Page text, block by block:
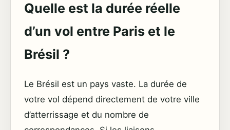
Quelle est la durée réelle
d’un vol entre Paris et le
Brésil ?
Le Brésil est un pays vaste. La durée de
votre vol dépend directement de votre ville
d’atterrissage et du nombre de